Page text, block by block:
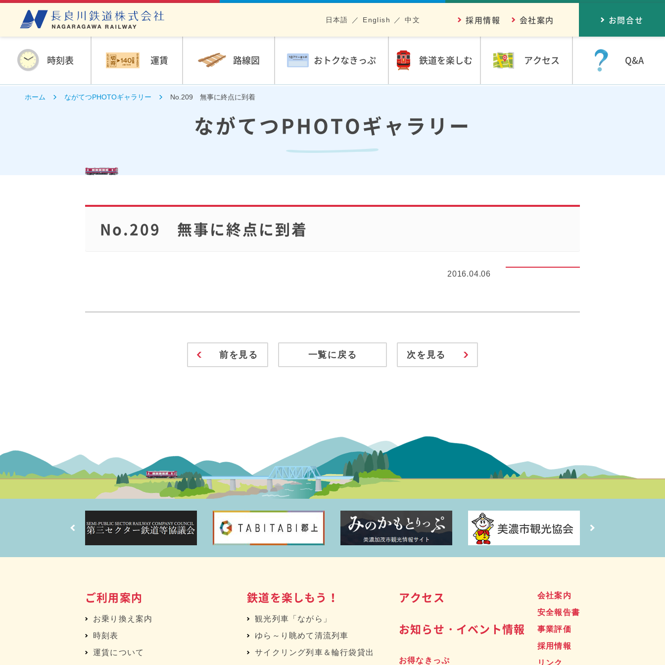
時刻表 運賃 路線図 おトクなきっぷ 鉄道を楽しむ アクセス Q&A
採用情報 会社案内
日本語 English 中文 お問合せ
ホーム ながてつPHOTOギャラリー No.209 無事に終点に到着
ながてつPHOTOギャラリー
No.209 無事に終点に到着
2016.04.06
前を見る 一覧に戻る 次を見る
ご利用案内
お乗り換え案内
時刻表
運賃について
鉄道を楽しもう！
観光列車「ながら」
ゆら～り眺めて清流列車
サイクリング列車＆輪行袋貸出
アクセス
お知らせ・イベント情報
お得なきっぷ
会社案内
安全報告書
事業評価
採用情報
リンク